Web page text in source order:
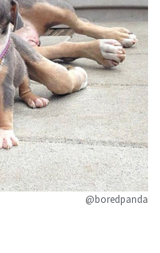
@boredpanda